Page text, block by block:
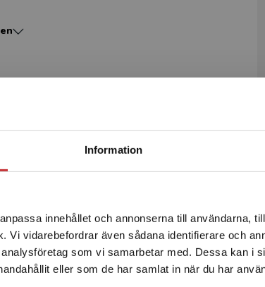
Information
innehållet och annonserna till användarna,
Vi vidarebefordrar även sådana identifierare och
som vi samarbetar med. Dessa kan i
eller som de har samlat in när du har
Begränsad fraktregion
som att du besöker studentlitteratur.se via en
Sverige. Vi erbjuder inte leveranser utanför
För att kunna slutföra ett köp måste
vara i Sverige.Läs mer
fysiologi och patofysiologi vid några